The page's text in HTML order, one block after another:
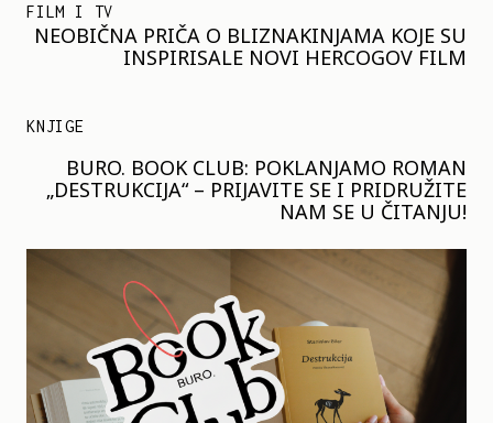
FILM I TV
NEOBIČNA PRIČA O BLIZNAKINJAMA KOJE SU
INSPIRISALE NOVI HERCOGOV FILM
KNJIGE
BURO. BOOK CLUB: POKLANJAMO ROMAN
„DESTRUKCIJA“ – PRIJAVITE SE I PRIDRUŽITE
NAM SE U ČITANJU!